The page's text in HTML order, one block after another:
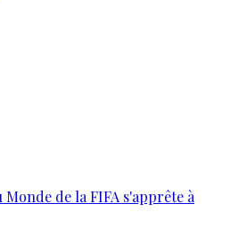
de la FIFA s'apprête à